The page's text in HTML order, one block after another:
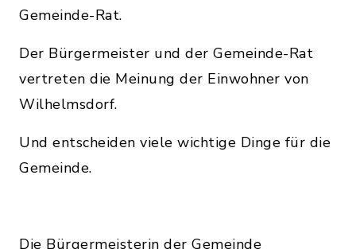
Gemeinde-Rat.
Der Bürgermeister und der Gemeinde-Rat
vertreten die Meinung der Einwohner von
Wilhelmsdorf.
Und entscheiden viele wichtige Dinge für die
Gemeinde.
Die Bürgermeisterin der Gemeinde